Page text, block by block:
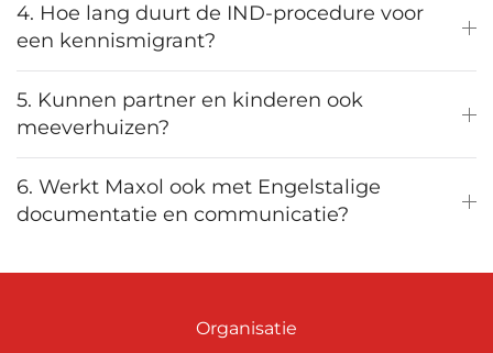
4. Hoe lang duurt de IND-procedure voor
een kennismigrant?
5. Kunnen partner en kinderen ook
meeverhuizen?
6. Werkt Maxol ook met Engelstalige
documentatie en communicatie?
Organisatie